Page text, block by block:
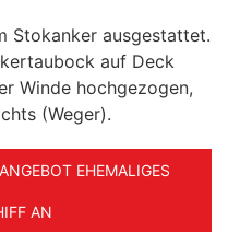
Stokanker ausgestattet.
auf Deck
Winde hochgezogen,
(Weger).
EHEMALIGES
AN